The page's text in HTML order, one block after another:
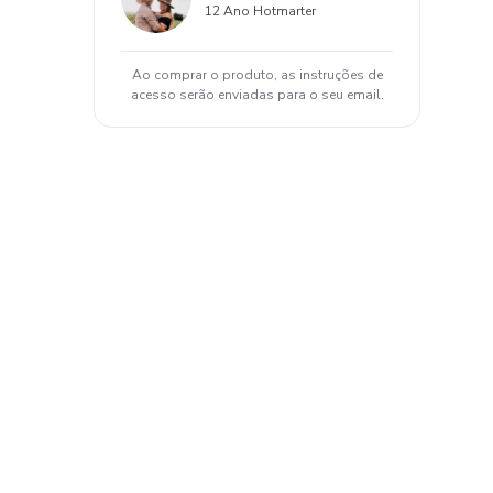
12 Ano Hotmarter
Ao comprar o produto, as instruções de
acesso serão enviadas para o seu email.